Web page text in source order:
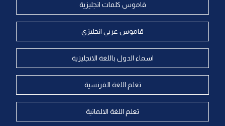
قاموس كلمات انجليزية
قاموس عربي انجليزي
اسماء الدول باللغة الانجليزية
تعلم اللغة الفرنسية
تعلم اللغة الالمانية